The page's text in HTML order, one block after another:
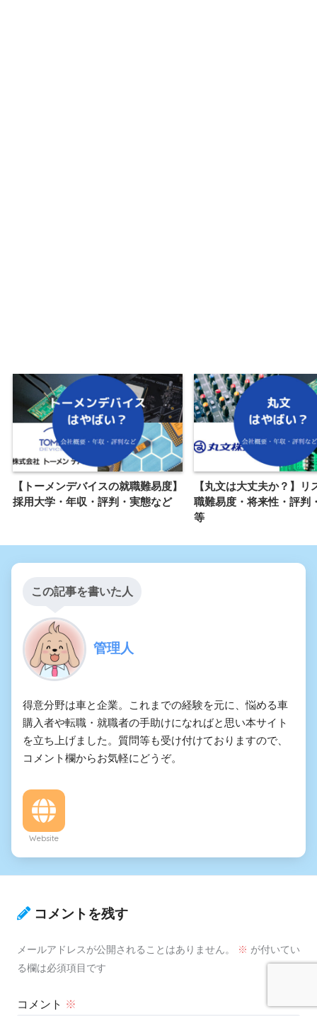
【トーメンデバイスの就職難易度】
採用大学・年収・評判・実態など
【丸文は大丈夫か？】リ
職難易度・将来性・評判
等
この記事を書いた人
管理人
得意分野は車と企業。これまでの経験を元に、悩める車
購入者や転職・就職者の手助けになればと思い本サイト
を立ち上げました。質問等も受け付けておりますので、
コメント欄からお気軽にどうぞ。
Website
コメントを残す
メールアドレスが公開されることはありません。 ※ が付いてい
る欄は必須項目です
コメント ※